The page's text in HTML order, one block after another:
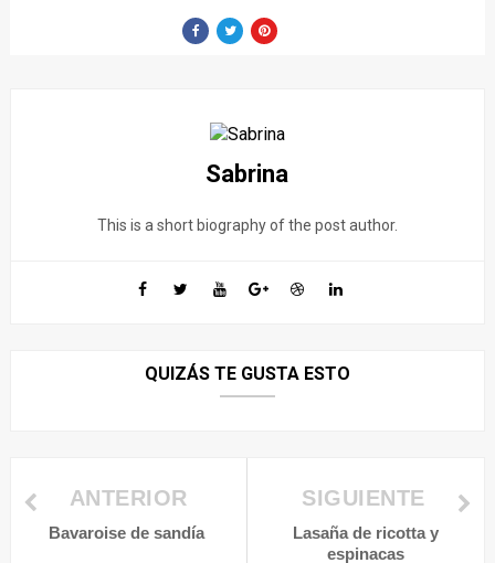
Sabrina
This is a short biography of the post author.
QUIZÁS TE GUSTA ESTO
SIGUIENTE
Lasaña de ricotta y
espinacas
ANTERIOR
Bavaroise de sandía